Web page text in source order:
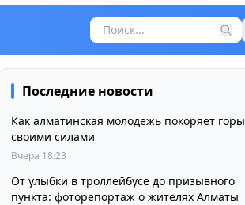
Последние новости
Как алматинская молодежь покоряет горы
своими силами
Вчера 18:23
От улыбки в троллейбусе до призывного
пункта: фоторепортаж о жителях Алматы